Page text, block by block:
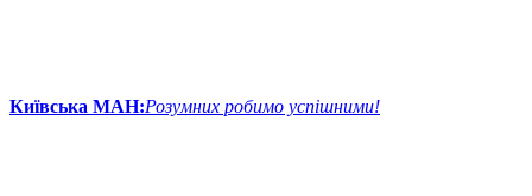
Київська МАН:Розумних робимо успішними!